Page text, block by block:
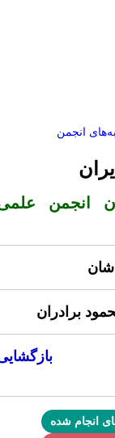
انجمن
انجمن علمی
برادران
بازگشایی
انجام شده